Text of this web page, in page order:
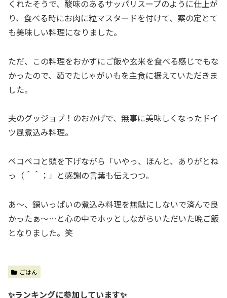
くれたそうで、酸味のあるサッパリスープのように仕上が
り、食べる時にお肉に粒マスタードを付けて、案の定とて
も美味しい料理になりました。
ただ、この料理をおかずにご飯や玄米を食べる感じでもな
かったので、茹でたじゃがいもを主食に据えていただきま
した。
夫のグッジョブ！のおかげで、無事に美味しくなったドイ
ツ風煮込み料理。
ペコペコと頭を下げながら「いやっ、ほんと、ありがとね
っ（＾＾；」と感謝の言葉も伝えつつ。
あ～、鍋いっぱいの煮込み料理を無駄にしないで済んで良
かったぁ〜…と心の中でホッとしながらいただいた晩ご飯
となりました。笑
ごはん
✨ランキングに参加しています✨